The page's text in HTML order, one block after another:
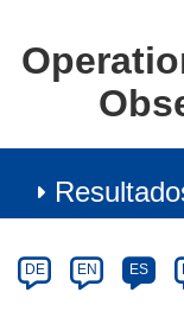
Category
Article
available
DE EN ES